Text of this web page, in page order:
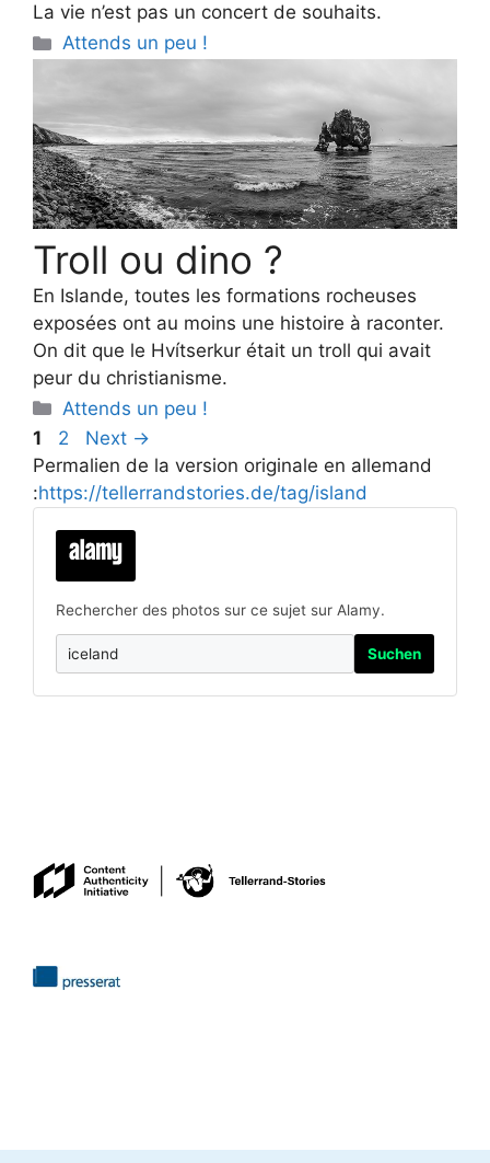
La vie n’est pas un concert de souhaits.
Categories
Attends un peu !
Troll ou dino ?
En Islande, toutes les formations rocheuses
exposées ont au moins une histoire à raconter.
On dit que le Hvítserkur était un troll qui avait
peur du christianisme.
Categories
Attends un peu !
Page
1 Page
2 Next →
Permalien de la version originale en allemand
:https://tellerrandstories.de/tag/island
Rechercher des photos sur ce sujet sur Alamy.
Suchen